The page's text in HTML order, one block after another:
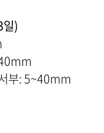
)
부: 5~40mm